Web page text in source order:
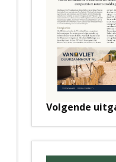
Volgende